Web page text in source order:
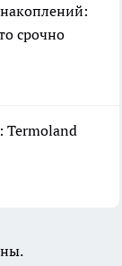
срочно
Termoland